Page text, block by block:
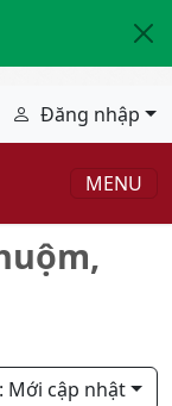
Đăng nhập
MENU
: Mới cập nhật